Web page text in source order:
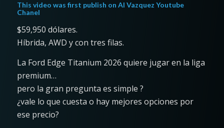
This video was first publish on Al Vazquez Youtube
Chanel
$59,950 dólares.
Híbrida, AWD y con tres filas.
La Ford Edge Titanium 2026 quiere jugar en la liga
premium…
pero la gran pregunta es simple ?
¿vale lo que cuesta o hay mejores opciones por
ese precio?